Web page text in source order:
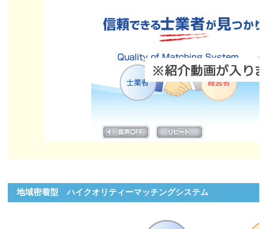
地域密着型 ハイクオリティーマッチングシステム